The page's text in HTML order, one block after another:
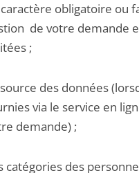
obligatoire ou
de votre demande
;
des données
via le service en
demande) ;
catégories des